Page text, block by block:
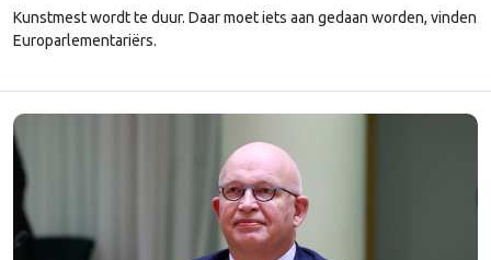
Kunstmest wordt te duur. Daar moet iets aan gedaan worden, vinden
Europarlementariërs.